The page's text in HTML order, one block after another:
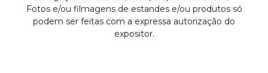
Fotos e/ou filmagens de estandes e/ou produtos só
podem ser feitas com a expressa autorização do
expositor.